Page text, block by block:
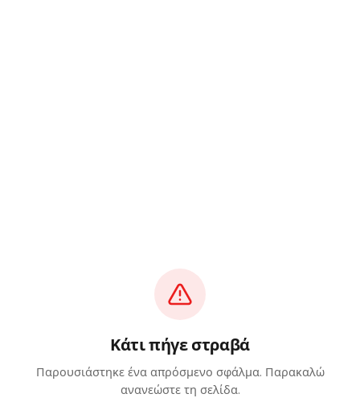
Κάτι πήγε στραβά
Παρουσιάστηκε ένα απρόσμενο σφάλμα. Παρακαλώ
ανανεώστε τη σελίδα.